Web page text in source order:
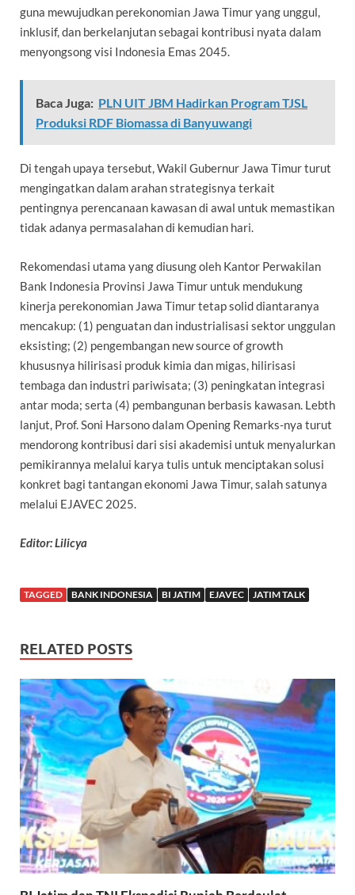
guna mewujudkan perekonomian Jawa Timur yang unggul,
inklusif, dan berkelanjutan sebagai kontribusi nyata dalam
menyongsong visi Indonesia Emas 2045.
Baca Juga: PLN UIT JBM Hadirkan Program TJSL
Produksi RDF Biomassa di Banyuwangi
Di tengah upaya tersebut, Wakil Gubernur Jawa Timur turut
mengingatkan dalam arahan strategisnya terkait
pentingnya perencanaan kawasan di awal untuk memastikan
tidak adanya permasalahan di kemudian hari.
Rekomendasi utama yang diusung oleh Kantor Perwakilan
Bank Indonesia Provinsi Jawa Timur untuk mendukung
kinerja perekonomian Jawa Timur tetap solid diantaranya
mencakup: (1) penguatan dan industrialisasi sektor unggulan
eksisting; (2) pengembangan new source of growth
khususnya hilirisasi produk kimia dan migas, hilirisasi
tembaga dan industri pariwisata; (3) peningkatan integrasi
antar moda; serta (4) pembangunan berbasis kawasan. Lebth
lanjut, Prof. Soni Harsono dalam Opening Remarks-nya turut
mendorong kontribusi dari sisi akademisi untuk menyalurkan
pemikirannya melalui karya tulis untuk menciptakan solusi
konkret bagi tantangan ekonomi Jawa Timur, salah satunya
melalui EJAVEC 2025.
Editor: Lilicya
TAGGED BANK INDONESIA BI JATIM EJAVEC JATIM TALK
RELATED POSTS